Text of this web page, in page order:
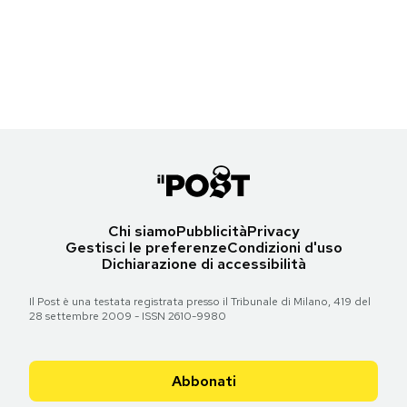
Chi siamoPubblicitàPrivacy
Gestisci le preferenzeCondizioni d'uso
Dichiarazione di accessibilità
Il Post è una testata registrata presso il Tribunale di Milano, 419 del
28 settembre 2009 - ISSN 2610-9980
Abbonati